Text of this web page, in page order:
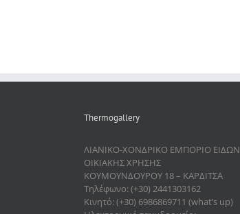
Thermogallery
ΛΙΑΝΙΚΟ-ΧΟΝΔΡΙΚΟ ΕΜΠΟΡΙΟ ΕΙΔΩΝ
ΟΙΚΙΑΚΗΣ ΧΡΗΣΗΣ
ΚΟΥΜΟΥΝΔΟΥΡΟΥ 18 – ΚΑΡΔΙΤΣΑ
Τηλέφωνο: (+30) 2441303162
Κινητό: (+30) 6986869711 (what’s up)